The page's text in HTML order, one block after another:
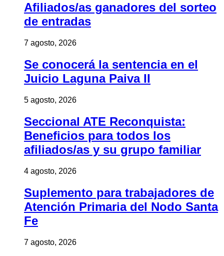
Afiliados/as ganadores del sorteo
de entradas
7 agosto, 2026
Se conocerá la sentencia en el
Juicio Laguna Paiva II
5 agosto, 2026
Seccional ATE Reconquista:
Beneficios para todos los
afiliados/as y su grupo familiar
4 agosto, 2026
Suplemento para trabajadores de
Atención Primaria del Nodo Santa
Fe
7 agosto, 2026